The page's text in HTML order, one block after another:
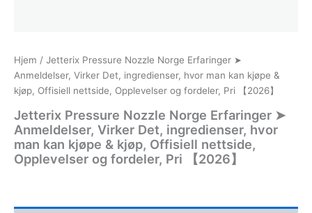
Hjem / Jetterix Pressure Nozzle Norge Erfaringer ➤
Anmeldelser, Virker Det, ingredienser, hvor man kan kjøpe &
kjøp, Offisiell nettside, Opplevelser og fordeler, Pri 【2026】
Jetterix Pressure Nozzle Norge Erfaringer ➤
Anmeldelser, Virker Det, ingredienser, hvor
man kan kjøpe & kjøp, Offisiell nettside,
Opplevelser og fordeler, Pri 【2026】